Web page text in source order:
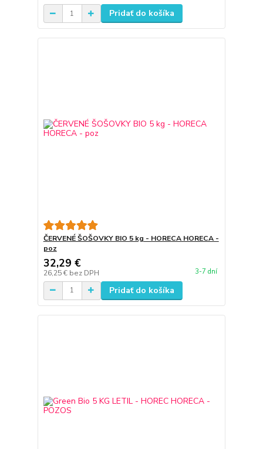
Pridať do košíka
ČERVENÉ ŠOŠOVKY BIO 5 kg - HORECA HORECA -
poz
32,29 €
26,25 € bez DPH 3-7 dní
Pridať do košíka